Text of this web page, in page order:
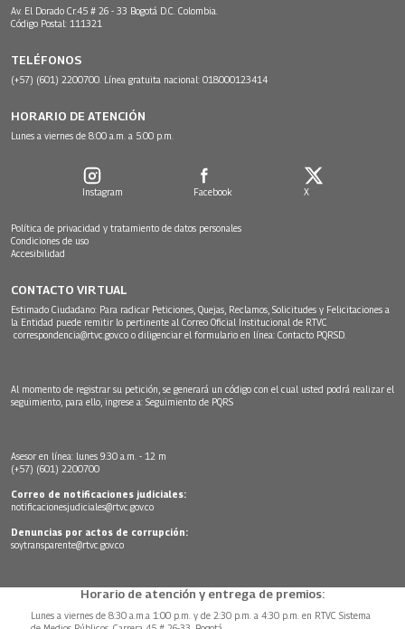
Av. El Dorado Cr.45 # 26 - 33 Bogotá D.C. Colombia.
Código Postal: 111321
TELÉFONOS
(+57) (601) 2200700. Línea gratuita nacional: 018000123414
HORARIO DE ATENCIÓN
Lunes a viernes de 8:00 a.m. a 5:00 p.m.
Instagram Facebook X
Política de privacidad y tratamiento de datos personales
Condiciones de uso
Accesibilidad
CONTACTO VIRTUAL
Estimado Ciudadano: Para radicar Peticiones, Quejas, Reclamos, Solicitudes y Felicitaciones a
la Entidad puede remitir lo pertinente al Correo Oficial Institucional de RTVC
correspondencia@rtvc.gov.co o diligenciar el formulario en línea: Contacto PQRSD.
Al momento de registrar su petición, se generará un código con el cual usted podrá realizar el
seguimiento, para ello, ingrese a: Seguimiento de PQRS
Asesor en línea: lunes 9:30 a.m. - 12 m
(+57) (601) 2200700
Correo de notificaciones judiciales:
notificacionesjudiciales@rtvc.gov.co
Denuncias por actos de corrupción:
soytransparente@rtvc.gov.co
Horario de atención y entrega de premios:
Lunes a viernes de 8:30 a.m.a 1:00 p.m. y de 2:30 p.m. a 4:30 p.m. en RTVC Sistema